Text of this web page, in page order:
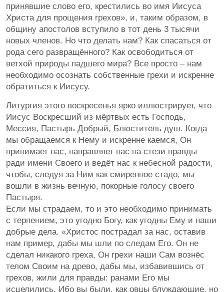
принявшие слово его, крестились во имя Иисуса
Христа для прощения грехов», и, таким образом, в
общину апостолов вступило в тот день 3 тысячи
новых членов. Но что делать нам? Как спасаться от
рода сего развращённого? Как освободиться от
ветхой природы падшего мира? Все просто – нам
необходимо осознать собственные грехи и искренне
обратиться к Иисусу.
Литургия этого воскресенья ярко иллюстрирует, что
Иисус Воскресший из мёртвых есть Господь,
Мессия, Пастырь Добрый, Блюститель душ. Когда
мы обращаемся к Нему и искренне каемся, Он
принимает нас, направляет нас на стези правды
ради имени Своего и ведёт нас к небесной радости,
чтобы, следуя за Ним как смиренное стадо, мы
вошли в жизнь вечную, покорные голосу своего
Пастыря.
Если мы страдаем, то и это необходимо принимать
с терпением, это угодно Богу, как угодны Ему и наши
добрые дела. «Христос пострадал за нас, оставив
нам пример, дабы мы шли по следам Его. Он не
сделал никакого греха, Он грехи наши Сам вознёс
телом Своим на древо, дабы мы, избавившись от
грехов, жили для правды: ранами Его мы
исцелились. Ибо вы были, как овцы блуждающие, но